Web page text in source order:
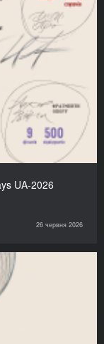
UA-2026
26 червня 2026